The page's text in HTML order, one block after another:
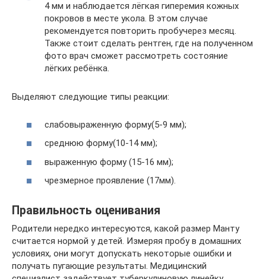
4 мм и наблюдается лёгкая гиперемия кожных
покровов в месте укола. В этом случае
рекомендуется повторить пробучерез месяц.
Также стоит сделать рентген, где на полученном
фото врач сможет рассмотреть состояние
лёгких ребёнка.
Выделяют следующие типы реакции:
слабовыраженную форму(5-9 мм);
среднюю форму(10-14 мм);
выраженную форму (15-16 мм);
чрезмерное проявление (17мм).
Правильность оценивания
Родители нередко интересуются, какой размер Манту
считается нормой у детей. Измеряя пробу в домашних
условиях, они могут допускать некоторые ошибки и
получать пугающие результаты. Медицинский